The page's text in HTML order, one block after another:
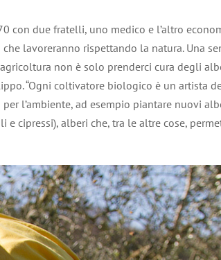
con due fratelli, uno medico e l’altro
lavoreranno rispettando la natura. Una
agricoltura non è solo prenderci cura degli
“Ogni coltivatore biologico è un artista
l’ambiente, ad esempio piantare nuovi
cipressi), alberi che, tra le altre cose,